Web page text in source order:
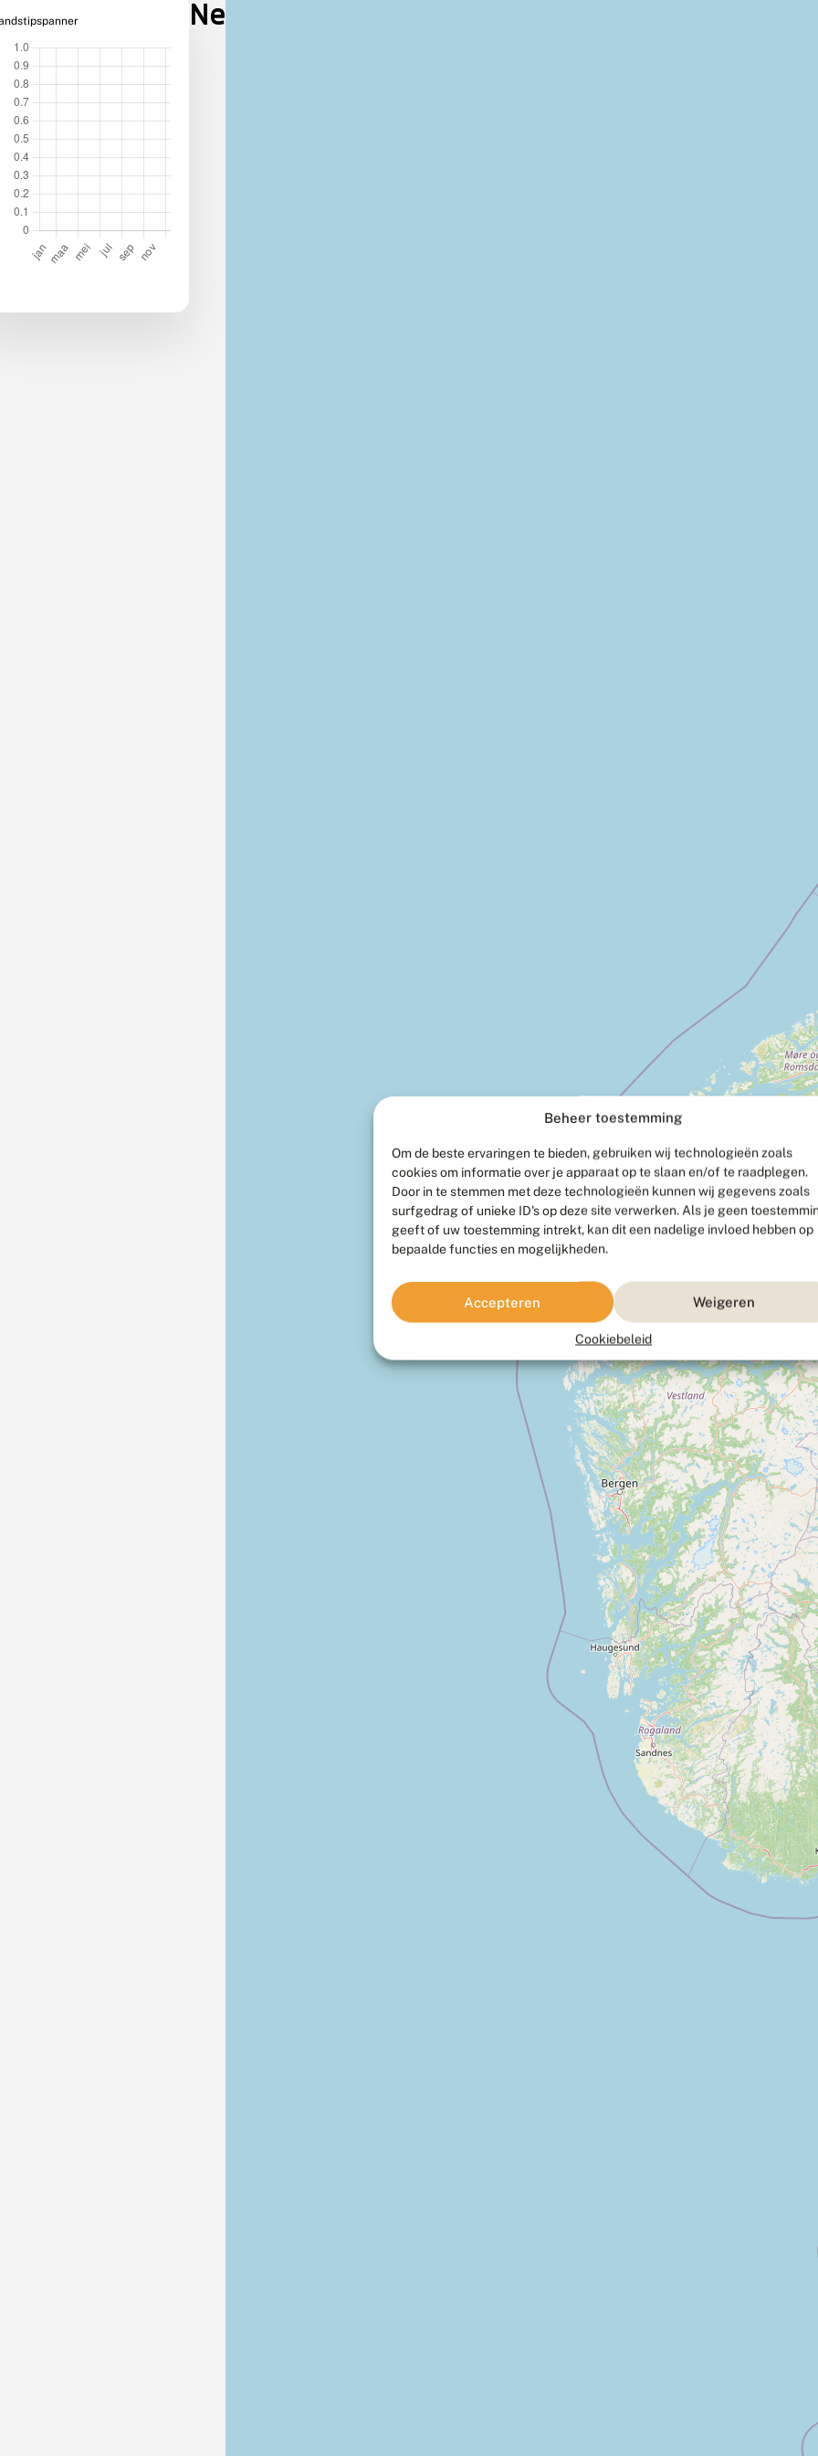
Beheer toestemming
Om de beste ervaringen te bieden, gebruiken wij technologieën zoals
cookies om informatie over je apparaat op te slaan en/of te raadplegen.
Door in te stemmen met deze technologieën kunnen wij gegevens zoals
surfgedrag of unieke ID's op deze site verwerken. Als je geen
geeft of uw toestemming intrekt, kan dit een nadelige invloed hebben op
bepaalde functies en mogelijkheden.
Accepteren Weigeren
Cookiebeleid
Nederland